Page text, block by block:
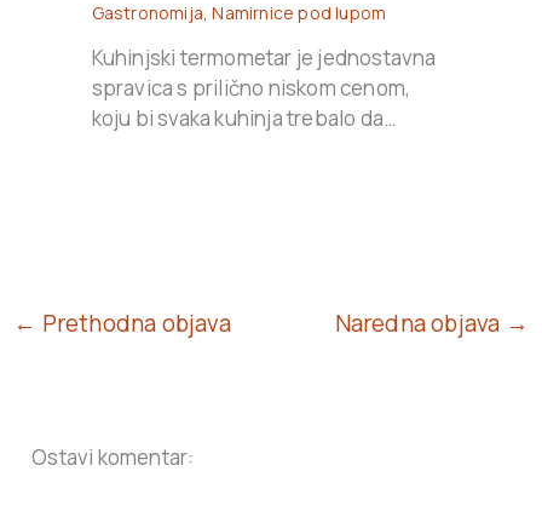
Gastronomija,Namirnice pod lupom
Kuhinjski termometar je jednostavna
spravica s prilično niskom cenom,
koju bi svaka kuhinja trebalo da…
← Prethodna objava Naredna objava →
Ostavi komentar: